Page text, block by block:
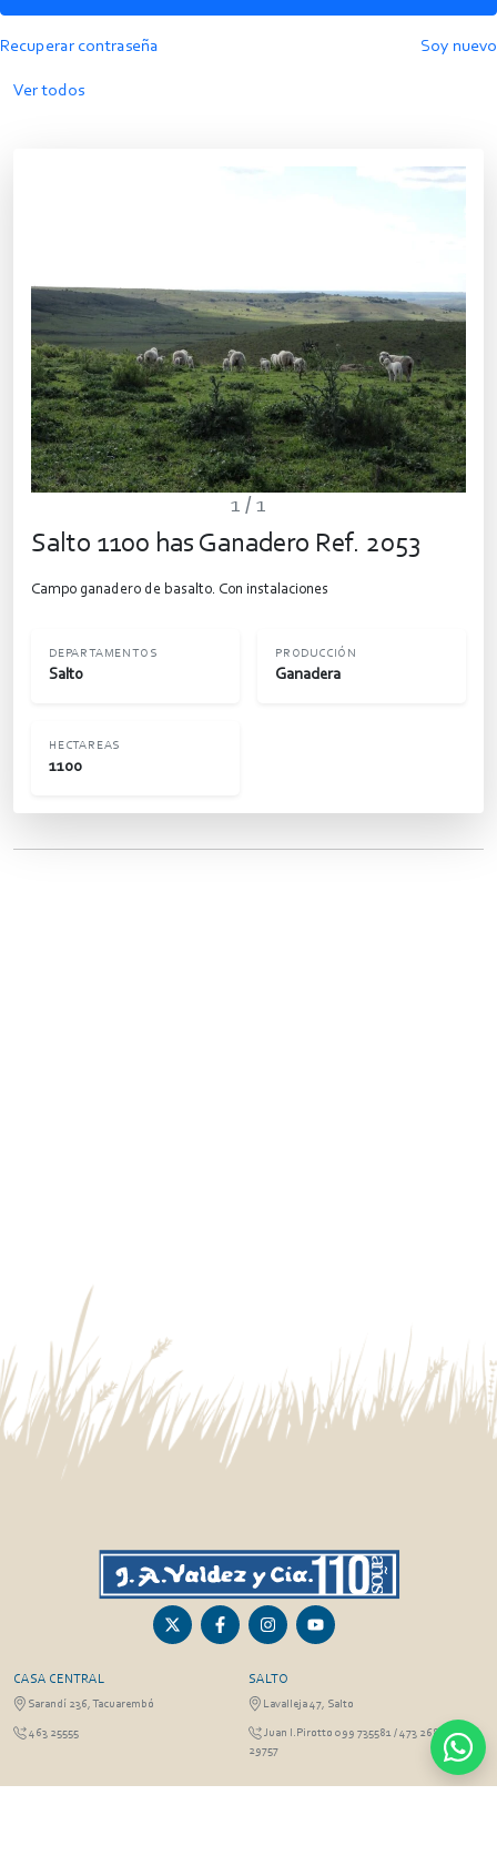
Recuperar contraseña Soy nuevo
Ver todos
1 / 1
Salto 1100 has Ganadero Ref. 2053
Campo ganadero de basalto. Con instalaciones
DEPARTAMENTOS
Salto
PRODUCCIÓN
Ganadera
HECTAREAS
1100
CASA CENTRAL
Sarandí 236, Tacuarembó
463 25555
SALTO
Lavalleja 47, Salto
Juan I.Pirotto 099 735581 / 473 26826 / 473
29757